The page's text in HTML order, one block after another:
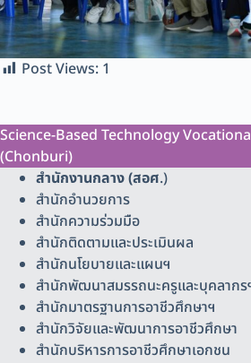
Post Views: 1
Science-Based Technology
(Chonburi)
สำนักงานกลาง (สอศ.)
สำนักอำนวยการ
สำนักความร่วมมือ
สำนักติดตามและประเมินผล
สำนักนโยบายและแผนฯ
สำนักพัฒนาสมรรถนะครูและบุคลากร
สำนักมาตรฐานการอาชีวศึกษาฯ
สำนักวิจัยและพัฒนาการอาชีวศึกษา
สำนักบริหารการอาชีวศึกษาเอกชน